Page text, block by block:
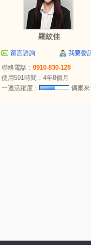
羅紋佳
留言諮詢
我要委
聯絡電話： 0910-830-128
使用591時間：4年8個月
一週活躍度：
偶爾